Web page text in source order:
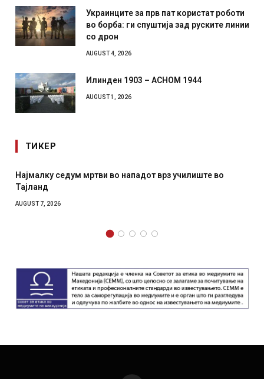
Украинците за прв пат користат роботи
во борба: ги спуштија зад руските линии
со дрон
AUGUST 4, 2026
Илинден 1903 – АСНОМ 1944
AUGUST 1, 2026
ТИКЕР
Најмалку седум мртви во нападот врз училиште во
Тајланд
AUGUST 7, 2026